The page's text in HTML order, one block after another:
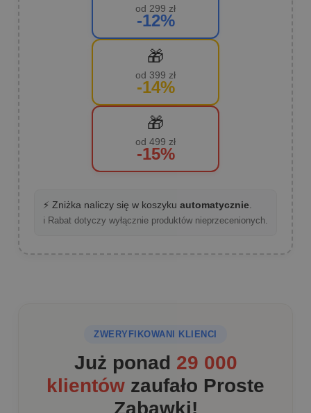
od 299 zł
-12%
🎁
od 399 zł
-14%
🎁
od 499 zł
-15%
⚡ Zniżka naliczy się w koszyku automatycznie
ℹ️ Rabat dotyczy wyłącznie produktów nieprzecenionych.
ZWERYFIKOWANI KLIENCI
Już ponad 29 000
klientów zaufało Proste
Zabawki!